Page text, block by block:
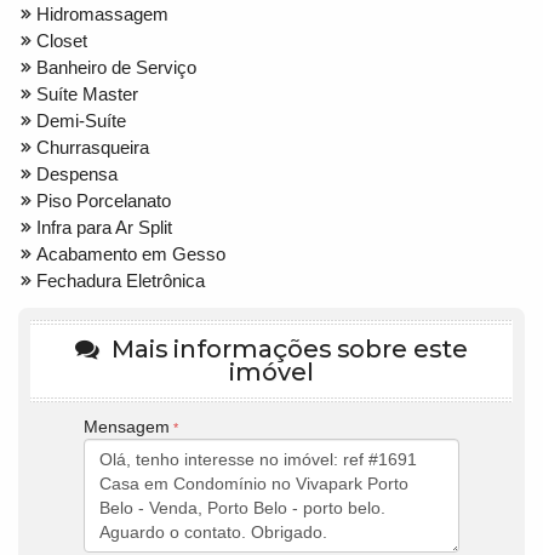
Hidromassagem
Closet
Banheiro de Serviço
Suíte Master
Demi-Suíte
Churrasqueira
Despensa
Piso Porcelanato
Infra para Ar Split
Acabamento em Gesso
Fechadura Eletrônica
Mais informações sobre este
imóvel
Mensagem